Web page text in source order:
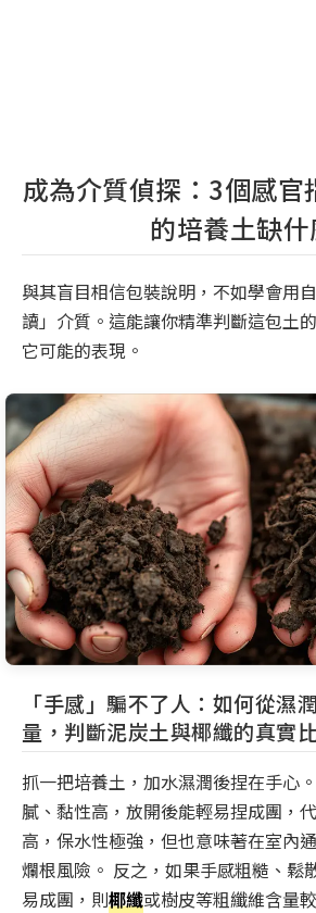
成為介質偵探：3個感官
的培養土缺什
與其盲目相信包裝說明，不如學會用
讀」介質。這能讓你精準判斷這包土
它可能的表現。
「手感」騙不了人：如何從濕
量，判斷泥炭土與椰纖的真實
抓一把培養土，加水濕潤後捏在手心
膩、黏性高，放開後能輕易捏成團，
高，保水性極強，但也意味著在室內
爛根風險。 反之，如果手感粗糙、鬆
易成團，則椰纖或樹皮等粗纖維含量